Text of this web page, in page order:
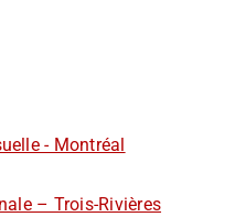
- Montréal
– Trois-Rivières